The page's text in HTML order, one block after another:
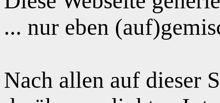
... nur eben
Nach allen auf dieser